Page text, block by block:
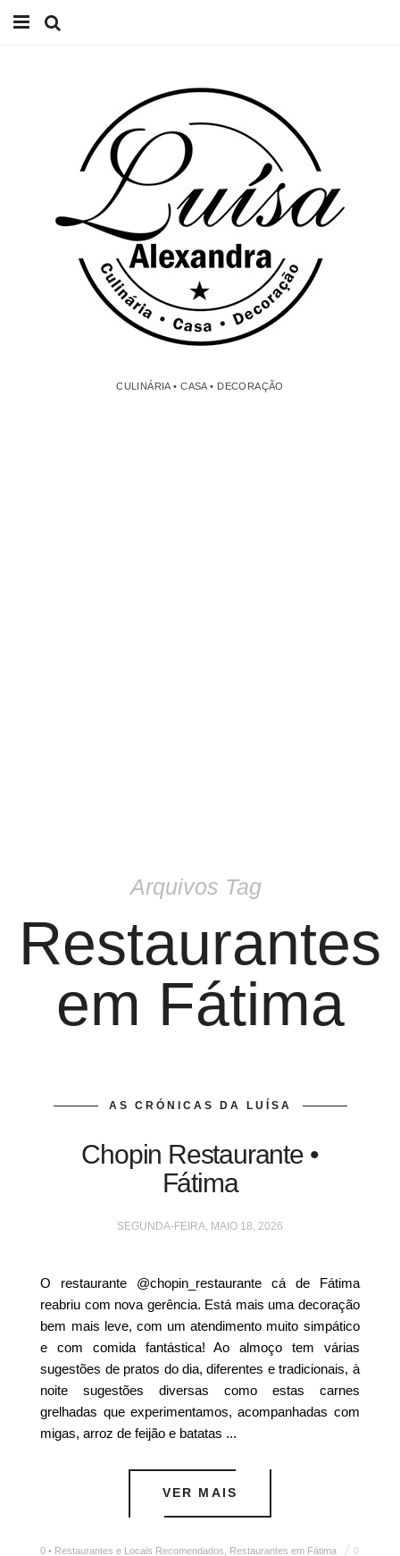
CULINÁRIA • CASA • DECORAÇÃO
Arquivos Tag
Restaurantes
em Fátima
AS CRÓNICAS DA LUÍSA
Chopin Restaurante •
Fátima
SEGUNDA-FEIRA, MAIO 18, 2026
O restaurante @chopin_restaurante cá de Fátima
reabriu com nova gerência. Está mais uma decoração
bem mais leve, com um atendimento muito simpático
e com comida fantástica! Ao almoço tem várias
sugestões de pratos do dia, diferentes e tradicionais, à
noite sugestões diversas como estas carnes
grelhadas que experimentamos, acompanhadas com
migas, arroz de feijão e batatas ...
VER MAIS
0 • Restaurantes e Locais Recomendados Restaurantes em Fátima
0